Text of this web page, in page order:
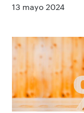
13 mayo 2024